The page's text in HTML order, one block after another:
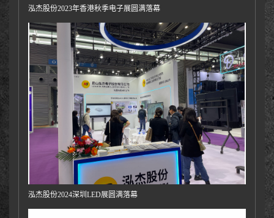
泓杰股份2023年香港秋季电子展圆满落幕
泓杰股份2024深圳LED展圆满落幕